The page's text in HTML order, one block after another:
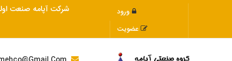
شرکت آپامه صنعت
ورود
عضویت